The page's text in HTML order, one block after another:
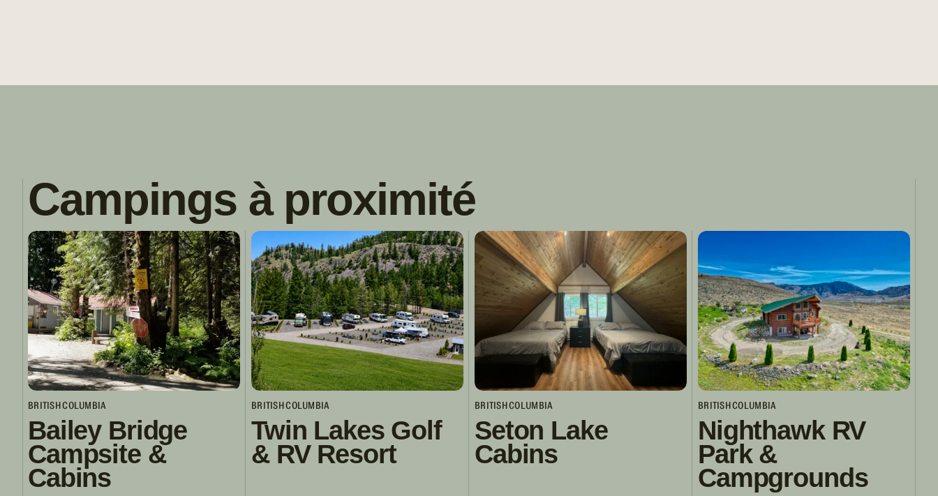
Campings à proximité
BRITISH COLUMBIA
Bailey Bridge
Campsite &
Cabins
BRITISH COLUMBIA
Twin Lakes Golf
& RV Resort
BRITISH COLUMBIA
Seton Lake
Cabins
BRITISH COLUMBIA
Nighthawk RV
Park &
Campgrounds